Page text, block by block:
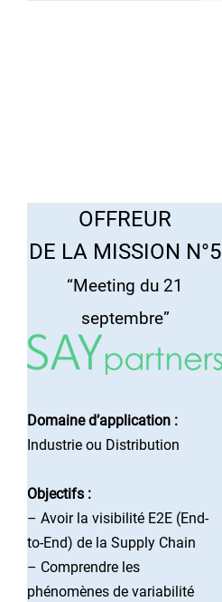
OFFREUR
DE LA MISSION N°5
“Meeting du 21
septembre”
Domaine d’application :
Industrie ou Distribution
Objectifs :
– Avoir la visibilité E2E (End-
to-End) de la Supply Chain
– Comprendre les
phénomènes de variabilité